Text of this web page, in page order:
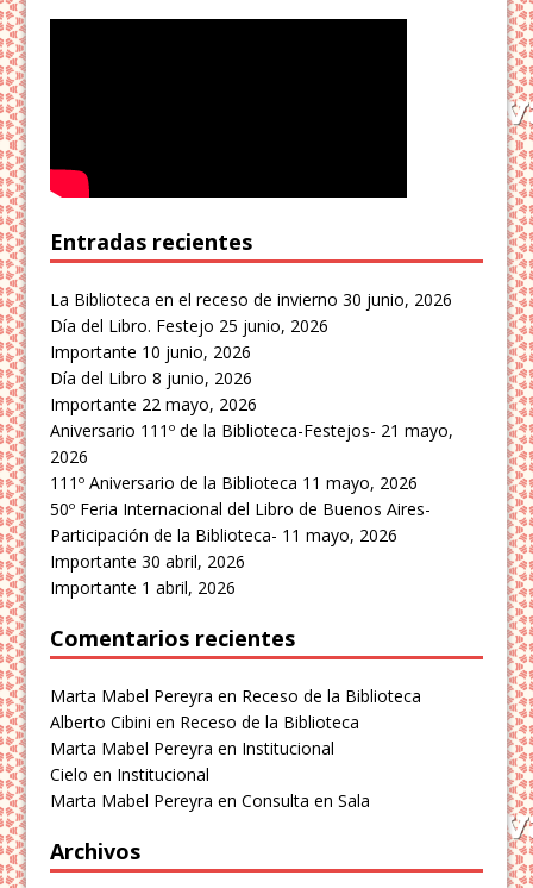
Entradas recientes
La Biblioteca en el receso de invierno 30 junio, 2026
Día del Libro. Festejo 25 junio, 2026
Importante 10 junio, 2026
Día del Libro 8 junio, 2026
Importante 22 mayo, 2026
Aniversario 111º de la Biblioteca-Festejos- 21 mayo,
2026
111º Aniversario de la Biblioteca 11 mayo, 2026
50º Feria Internacional del Libro de Buenos Aires-
Participación de la Biblioteca- 11 mayo, 2026
Importante 30 abril, 2026
Importante 1 abril, 2026
Comentarios recientes
Marta Mabel Pereyra en Receso de la Biblioteca
Alberto Cibini en Receso de la Biblioteca
Marta Mabel Pereyra en Institucional
Cielo en Institucional
Marta Mabel Pereyra enConsulta en Sala
Archivos